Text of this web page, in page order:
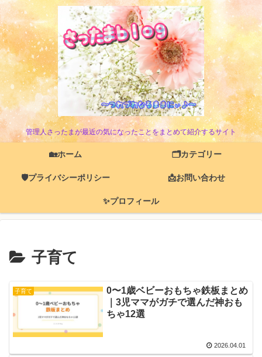
管理人さったまが最近の気になったことをまとめて紹介するサイト
🏡ホーム 🗂️カテゴリー
🛡️プライバシーポリシー 📩お問い合わせ
✨プロフィール
子育て
子育て
0〜1歳ベビーおもちゃ鉄板まとめ
｜3児ママがガチで選んだ神おも
ちゃ12選
2026.04.01